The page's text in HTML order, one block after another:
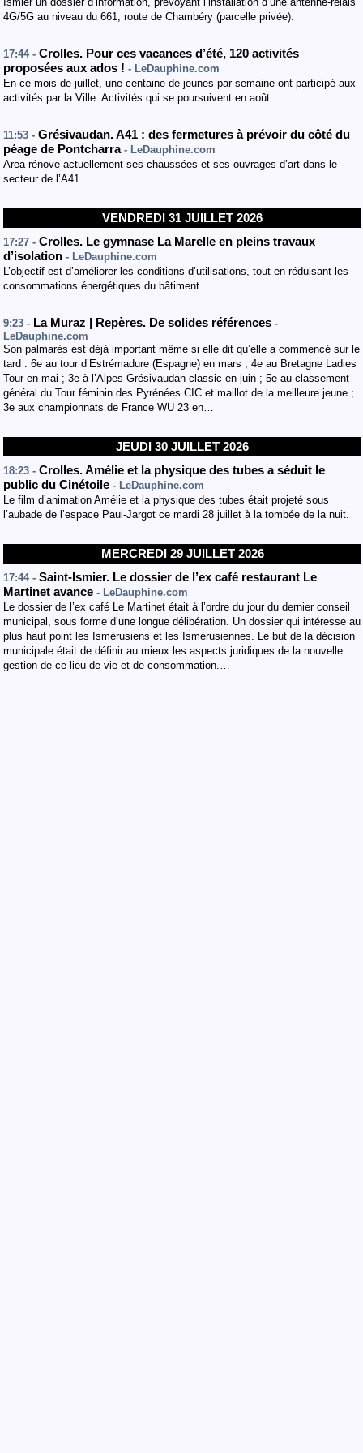
4G/5G au niveau du 661, route de Chambéry (parcelle privée).
17:44 - Crolles. Pour ces vacances d’été, 120 activités
proposées aux ados ! - LeDauphine.com
En ce mois de juillet, une centaine de jeunes par semaine ont participé aux
activités par la Ville. Activités qui se poursuivent en août.
11:53 - Grésivaudan. A41 : des fermetures à prévoir du côté du
péage de Pontcharra - LeDauphine.com
Area rénove actuellement ses chaussées et ses ouvrages d’art dans le
secteur de l’A41.
VENDREDI 31 JUILLET 2026
17:27 - Crolles. Le gymnase La Marelle en pleins travaux
d’isolation - LeDauphine.com
L’objectif est d’améliorer les conditions d’utilisations, tout en réduisant les
consommations énergétiques du bâtiment.
9:23 - La Muraz | Repères. De solides références -
LeDauphine.com
Son palmarès est déjà important même si elle dit qu’elle a commencé sur le
tard : 6e au tour d’Estrémadure (Espagne) en mars ; 4e au Bretagne Ladies
Tour en mai ; 3e à l’Alpes Grésivaudan classic en juin ; 5e au classement
général du Tour féminin des Pyrénées CIC et maillot de la meilleure jeune ;
3e aux championnats de France WU 23 en…
JEUDI 30 JUILLET 2026
18:23 - Crolles. Amélie et la physique des tubes a séduit le
public du Cinétoile - LeDauphine.com
Le film d’animation Amélie et la physique des tubes était projeté sous
l’aubade de l’espace Paul-Jargot ce mardi 28 juillet à la tombée de la nuit.
MERCREDI 29 JUILLET 2026
17:44 - Saint-Ismier. Le dossier de l’ex café restaurant Le
Martinet avance - LeDauphine.com
Le dossier de l’ex café Le Martinet était à l’ordre du jour du dernier conseil
municipal, sous forme d’une longue délibération. Un dossier qui intéresse au
plus haut point les Ismérusiens et les Ismérusiennes. Le but de la décision
municipale était de définir au mieux les aspects juridiques de la nouvelle
gestion de ce lieu de vie et de consommation.…